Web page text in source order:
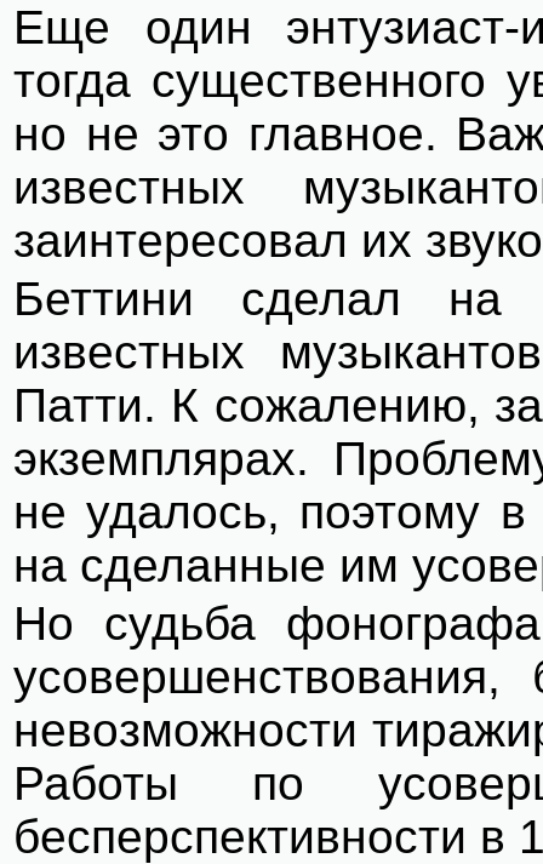
Еще один энтузиаст-
тогда существенного
но не это главное.
известных
заинтересовал их
Беттини сделал
известных
Патти. К сожалению,
экземплярах.
не удалось, поэтому
на сделанные им
Но судьба
невозможности
Работы по
бесперспективности в